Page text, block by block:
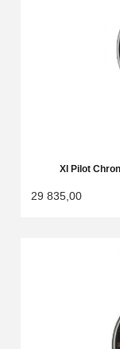
Xl Pilot
29 835,00